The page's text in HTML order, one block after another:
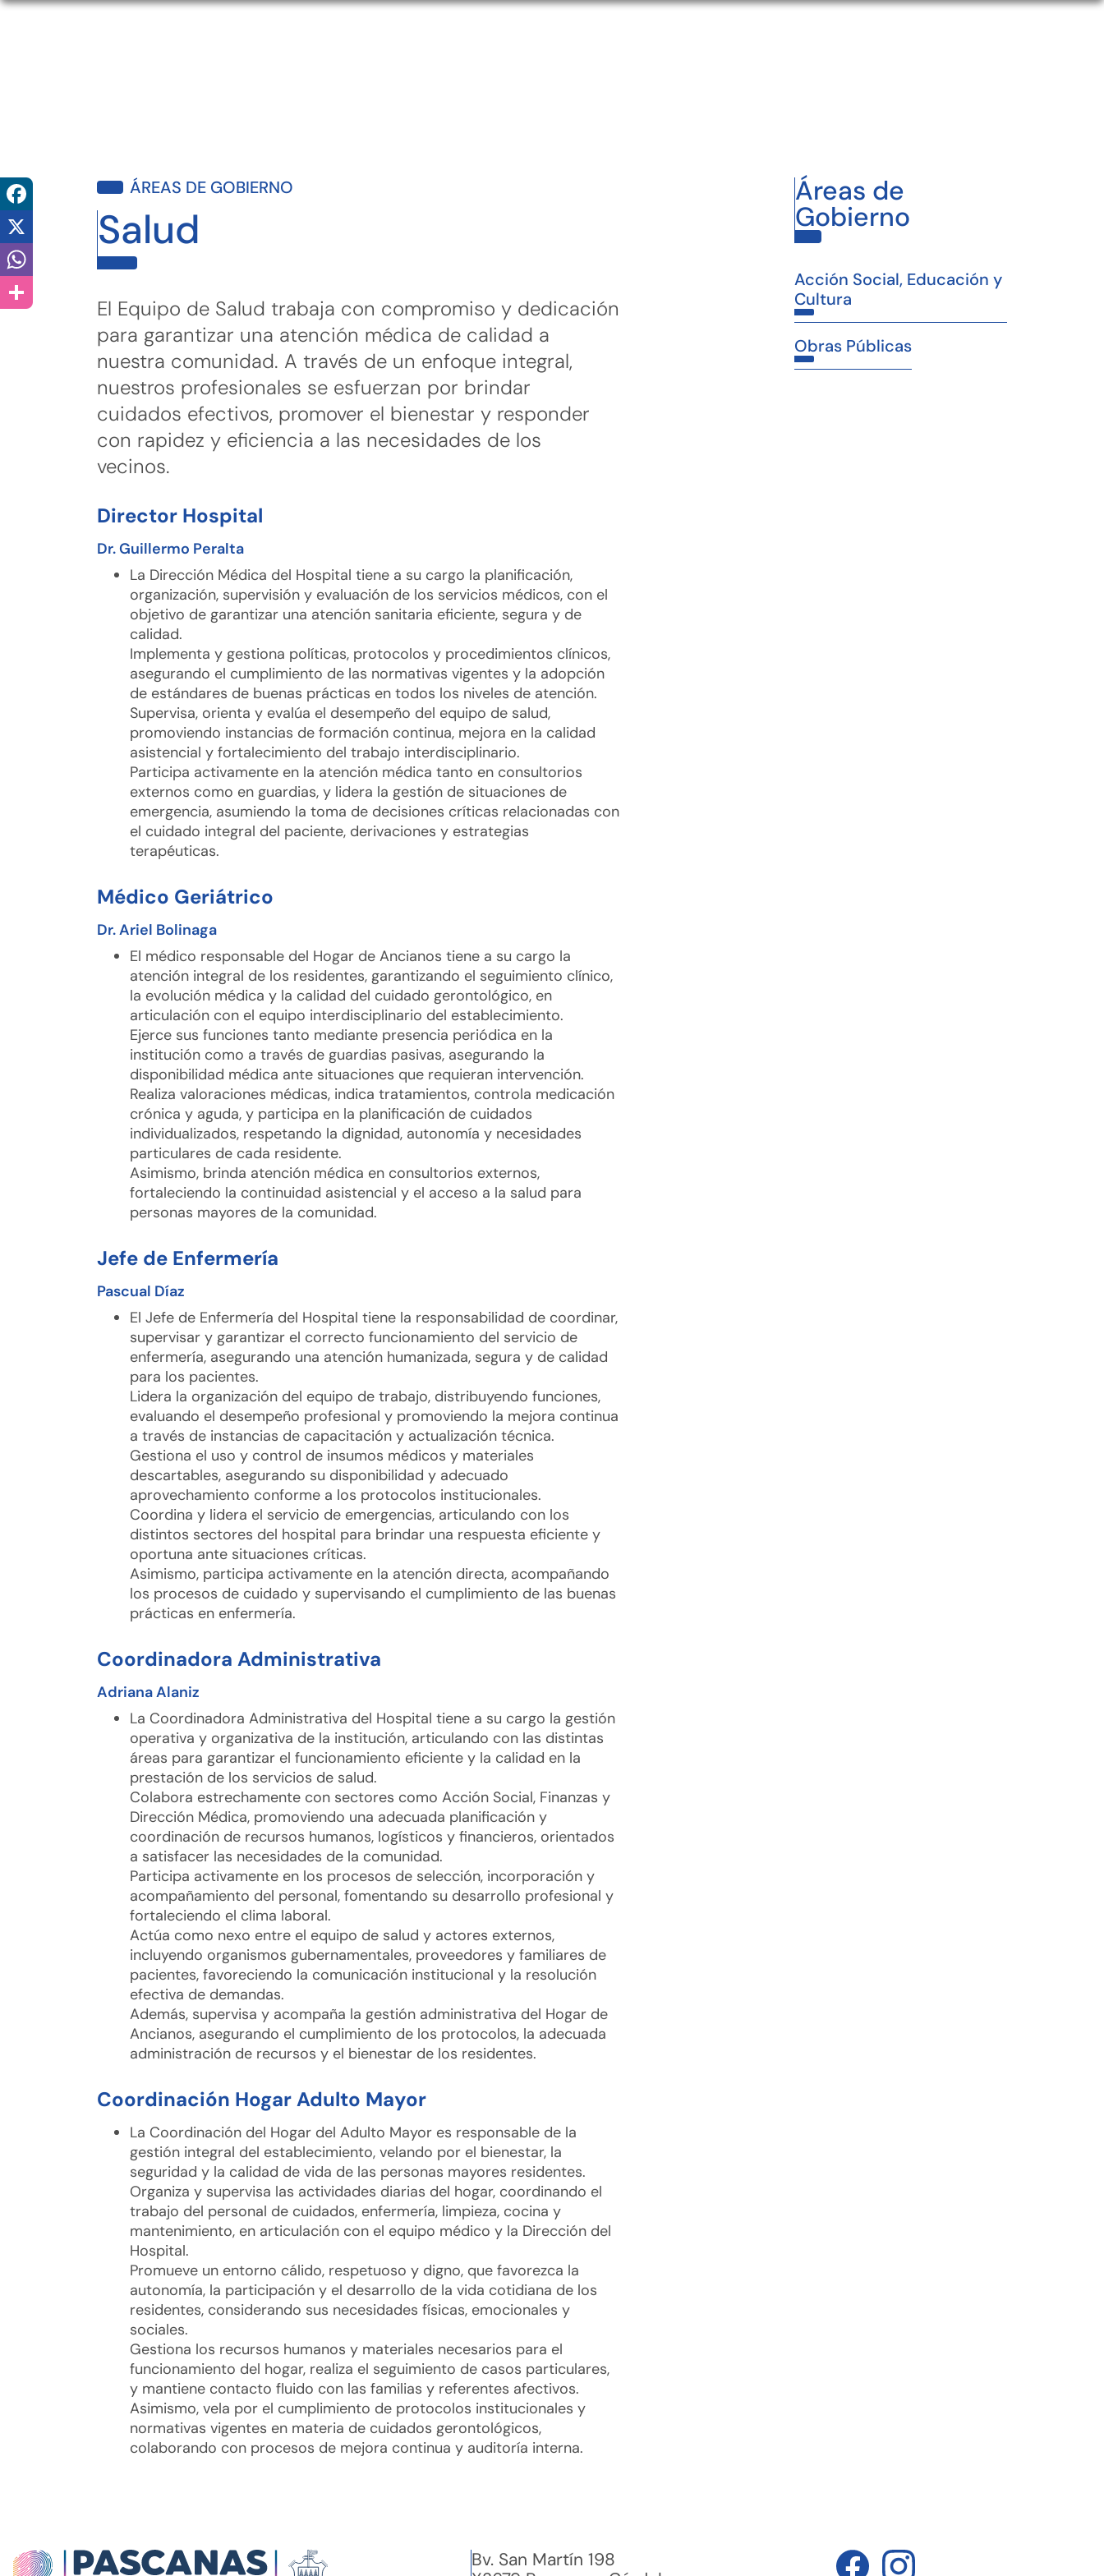
ÁREAS DE GOBIERNO
Salud
El Equipo de Salud trabaja con compromiso y dedicación
para garantizar una atención médica de calidad a
nuestra comunidad. A través de un enfoque integral,
nuestros profesionales se esfuerzan por brindar
cuidados efectivos, promover el bienestar y responder
con rapidez y eficiencia a las necesidades de los
vecinos.
Director Hospital
Dr. Guillermo Peralta
La Dirección Médica del Hospital tiene a su cargo la planificación,
organización, supervisión y evaluación de los servicios médicos, con el
objetivo de garantizar una atención sanitaria eficiente, segura y de
calidad.
Implementa y gestiona políticas, protocolos y procedimientos clínicos,
asegurando el cumplimiento de las normativas vigentes y la adopción
de estándares de buenas prácticas en todos los niveles de atención.
Supervisa, orienta y evalúa el desempeño del equipo de salud,
promoviendo instancias de formación continua, mejora en la calidad
asistencial y fortalecimiento del trabajo interdisciplinario.
Participa activamente en la atención médica tanto en consultorios
externos como en guardias, y lidera la gestión de situaciones de
emergencia, asumiendo la toma de decisiones críticas relacionadas con
el cuidado integral del paciente, derivaciones y estrategias
terapéuticas.
Médico Geriátrico
Dr. Ariel Bolinaga
El médico responsable del Hogar de Ancianos tiene a su cargo la
atención integral de los residentes, garantizando el seguimiento clínico,
la evolución médica y la calidad del cuidado gerontológico, en
articulación con el equipo interdisciplinario del establecimiento.
Ejerce sus funciones tanto mediante presencia periódica en la
institución como a través de guardias pasivas, asegurando la
disponibilidad médica ante situaciones que requieran intervención.
Realiza valoraciones médicas, indica tratamientos, controla medicación
crónica y aguda, y participa en la planificación de cuidados
individualizados, respetando la dignidad, autonomía y necesidades
particulares de cada residente.
Asimismo, brinda atención médica en consultorios externos,
fortaleciendo la continuidad asistencial y el acceso a la salud para
personas mayores de la comunidad.
Jefe de Enfermería
Pascual Díaz
El Jefe de Enfermería del Hospital tiene la responsabilidad de coordinar,
supervisar y garantizar el correcto funcionamiento del servicio de
enfermería, asegurando una atención humanizada, segura y de calidad
para los pacientes.
Lidera la organización del equipo de trabajo, distribuyendo funciones,
evaluando el desempeño profesional y promoviendo la mejora continua
a través de instancias de capacitación y actualización técnica.
Gestiona el uso y control de insumos médicos y materiales
descartables, asegurando su disponibilidad y adecuado
aprovechamiento conforme a los protocolos institucionales.
Coordina y lidera el servicio de emergencias, articulando con los
distintos sectores del hospital para brindar una respuesta eficiente y
oportuna ante situaciones críticas.
Asimismo, participa activamente en la atención directa, acompañando
los procesos de cuidado y supervisando el cumplimiento de las buenas
prácticas en enfermería.
Coordinadora Administrativa
Adriana Alaniz
La Coordinadora Administrativa del Hospital tiene a su cargo la gestión
operativa y organizativa de la institución, articulando con las distintas
áreas para garantizar el funcionamiento eficiente y la calidad en la
prestación de los servicios de salud.
Colabora estrechamente con sectores como Acción Social, Finanzas y
Dirección Médica, promoviendo una adecuada planificación y
coordinación de recursos humanos, logísticos y financieros, orientados
a satisfacer las necesidades de la comunidad.
Participa activamente en los procesos de selección, incorporación y
acompañamiento del personal, fomentando su desarrollo profesional y
fortaleciendo el clima laboral.
Actúa como nexo entre el equipo de salud y actores externos,
incluyendo organismos gubernamentales, proveedores y familiares de
pacientes, favoreciendo la comunicación institucional y la resolución
efectiva de demandas.
Además, supervisa y acompaña la gestión administrativa del Hogar de
Ancianos, asegurando el cumplimiento de los protocolos, la adecuada
administración de recursos y el bienestar de los residentes.
Coordinación Hogar Adulto Mayor
La Coordinación del Hogar del Adulto Mayor es responsable de la
gestión integral del establecimiento, velando por el bienestar, la
seguridad y la calidad de vida de las personas mayores residentes.
Organiza y supervisa las actividades diarias del hogar, coordinando el
trabajo del personal de cuidados, enfermería, limpieza, cocina y
mantenimiento, en articulación con el equipo médico y la Dirección del
Hospital.
Promueve un entorno cálido, respetuoso y digno, que favorezca la
autonomía, la participación y el desarrollo de la vida cotidiana de los
residentes, considerando sus necesidades físicas, emocionales y
sociales.
Gestiona los recursos humanos y materiales necesarios para el
funcionamiento del hogar, realiza el seguimiento de casos particulares,
y mantiene contacto fluido con las familias y referentes afectivos.
Asimismo, vela por el cumplimiento de protocolos institucionales y
normativas vigentes en materia de cuidados gerontológicos,
colaborando con procesos de mejora continua y auditoría interna.
Áreas de
Gobierno
Acción Social, Educación y
Cultura
Obras Públicas
Bv. San Martín 198